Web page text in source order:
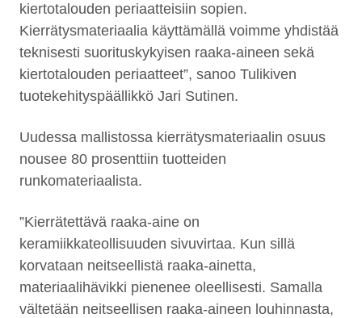
kiertotalouden periaatteisiin sopien.
Kierrätysmateriaalia käyttämällä voimme yhdistää
teknisesti suorituskykyisen raaka-aineen sekä
kiertotalouden periaatteet”, sanoo Tulikiven
tuotekehityspäällikkö Jari Sutinen.
Uudessa mallistossa kierrätysmateriaalin osuus
nousee 80 prosenttiin tuotteiden
runkomateriaalista.
”Kierrätettävä raaka-aine on
keramiikkateollisuuden sivuvirtaa. Kun sillä
korvataan neitseellistä raaka-ainetta,
materiaalihävikki pienenee oleellisesti. Samalla
vältetään neitseellisen raaka-aineen louhinnasta,